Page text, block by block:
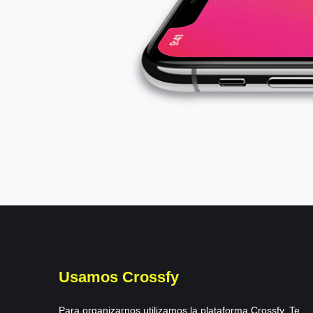
Usamos Crossfy
Para organizarnos utilizamos la plataforma Crossfy. Te